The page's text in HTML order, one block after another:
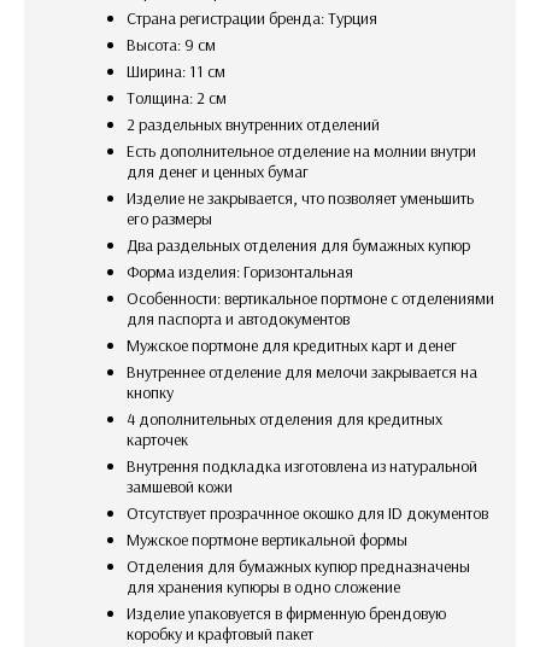
Страна регистрации бренда: Турция
Высота: 9 см
Ширина: 11 см
Толщина: 2 см
2 раздельных внутренних отделений
есть дополнительное отделение на молнии внутри
для денег и ценных бумаг
изделие не закрывается, что позволяет уменьшить
его размеры
два раздельных отделения для бумажных купюр
Форма изделия: Горизонтальная
Особенности: вертикальное портмоне с отделениями
для паспорта и автодокументов
Мужское портмоне для кредитных карт и денег
Внутреннее отделение для мелочи закрывается на
кнопку
4 дополнительных отделения для кредитных
карточек
внутрення подкладка изготовлена из натуральной
замшевой кожи
отсутствует прозрачнное окошко для ID документов
мужское портмоне вертикальной формы
отделения для бумажных купюр предназначены
для хранения купюры в одно сложение
изделие упаковуется в фирменную брендовую
коробку и крафтовый пакет